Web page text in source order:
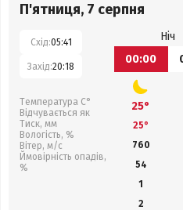
П'ятниця, 7 серпня
Схід:05:41
Захід:20:18
Температура С°
Відчувається як
Тиск, мм
Вологість, %
Вітер, м/с
Ймовірність опадів,
%
Ніч
00:00
25°
25°
760
54
1
2